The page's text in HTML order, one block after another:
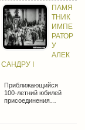
ПАМЯ
ТНИК
ИМПЕ
РАТОР
У
АЛЕК
САНДРУ I
Приближающийся
100-летний юбилей
присоединения…